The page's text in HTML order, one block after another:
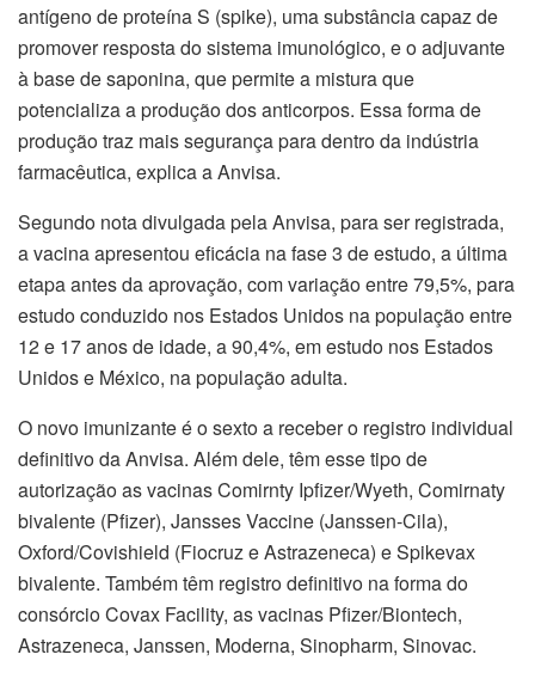
antígeno de proteína S (spike), uma substância capaz de
promover resposta do sistema imunológico, e o adjuvante
à base de saponina, que permite a mistura que
potencializa a produção dos anticorpos. Essa forma de
produção traz mais segurança para dentro da indústria
farmacêutica, explica a Anvisa.
Segundo nota divulgada pela Anvisa, para ser registrada,
a vacina apresentou eficácia na fase 3 de estudo, a última
etapa antes da aprovação, com variação entre 79,5%, para
estudo conduzido nos Estados Unidos na população entre
12 e 17 anos de idade, a 90,4%, em estudo nos Estados
Unidos e México, na população adulta.
O novo imunizante é o sexto a receber o registro individual
definitivo da Anvisa. Além dele, têm esse tipo de
autorização as vacinas Comirnty Ipfizer/Wyeth, Comirnaty
bivalente (Pfizer), Jansses Vaccine (Janssen-Cila),
Oxford/Covishield (Fiocruz e Astrazeneca) e Spikevax
bivalente. Também têm registro definitivo na forma do
consórcio Covax Facility, as vacinas Pfizer/Biontech,
Astrazeneca, Janssen, Moderna, Sinopharm, Sinovac.